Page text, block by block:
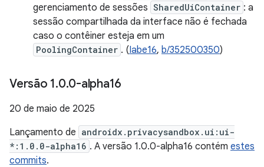
gerenciamento de sessões SharedUiContainer : a
sessão compartilhada da interface não é fechada
caso o contêiner esteja em um
PoolingContainer . (Iabe16, b/352500350)
Versão 1.0.0-alpha16
20 de maio de 2025
Lançamento de androidx.privacysandbox.ui:ui-
*:1.0.0-alpha16 . A versão 1.0.0-alpha16 contém estes
commits.